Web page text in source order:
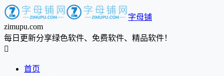
字母铺
zimupu.com
每日更新分享绿色软件、免费软件、精品软件！

首页